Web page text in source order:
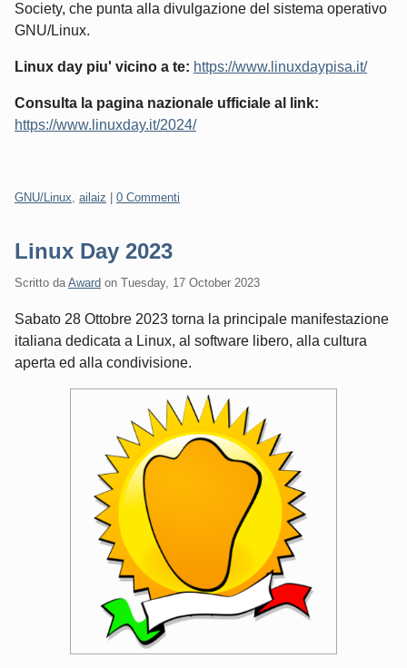
Society, che punta alla divulgazione del sistema operativo
GNU/Linux.
Linux day piu' vicino a te: https://www.linuxdaypisa.it/
Consulta la pagina nazionale ufficiale al link:
https://www.linuxday.it/2024/
Categorie:
GNU/Linux, ailaiz 0 Commenti
Linux Day 2023
Scritto daAward on Tuesday, 17 October 2023
Sabato 28 Ottobre 2023 torna la principale manifestazione
italiana dedicata a Linux, al software libero, alla cultura
aperta ed alla condivisione.